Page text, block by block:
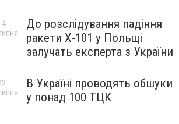
До розслідування падіння
ракети Х-101 у Польщі
залучать експерта з України
В Україні проводять обшуки
у понад 100 ТЦК